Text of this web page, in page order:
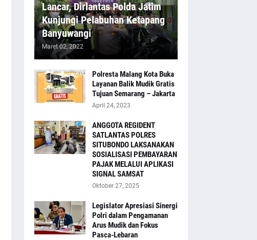
Lancar, Dirlantas Polda Jatim
Kunjungi Pelabuhan Ketapang
Banyuwangi
Maret 02, 2022
Polresta Malang Kota Buka
Layanan Balik Mudik Gratis
Tujuan Semarang – Jakarta
April 24, 2023
ANGGOTA REGIDENT
SATLANTAS POLRES
SITUBONDO LAKSANAKAN
SOSIALISASI PEMBAYARAN
PAJAK MELALUI APLIKASI
SIGNAL SAMSAT
Oktober 27, 2025
Legislator Apresiasi Sinergi
Polri dalam Pengamanan
Arus Mudik dan Fokus
Pasca-Lebaran